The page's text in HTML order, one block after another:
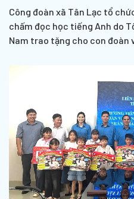
Công đoàn xã Tân Lạc tổ
chấm đọc học tiếng Anh do
Nam trao tặng cho con đoàn